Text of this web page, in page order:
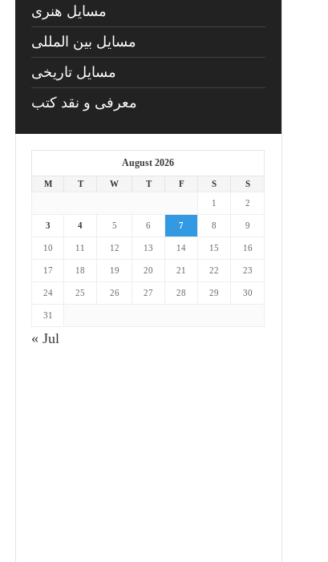
مسايل هنری
مسایل بین المللی
مسایل تاریخی
معرفی و نقد کتب
August 2026
M T W T F S
S
1
2
3 4 5 6 7 8 9
10 11 12 13 14 15 16
17 18 19 20 21 22 23
24 25 26 27 28 29 30
31
« Jul